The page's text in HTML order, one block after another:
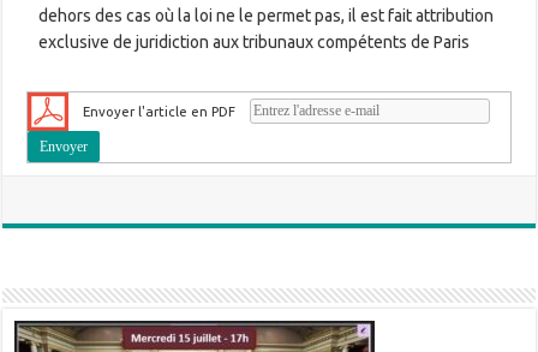
dehors des cas où la loi ne le permet pas, il est fait attribution
exclusive de juridiction aux tribunaux compétents de Paris
Envoyer l'article en PDF